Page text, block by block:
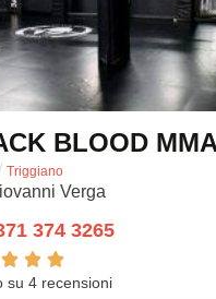
BLOOD
/ Triggiano
Verga
374 3265
  
su 4 recensioni